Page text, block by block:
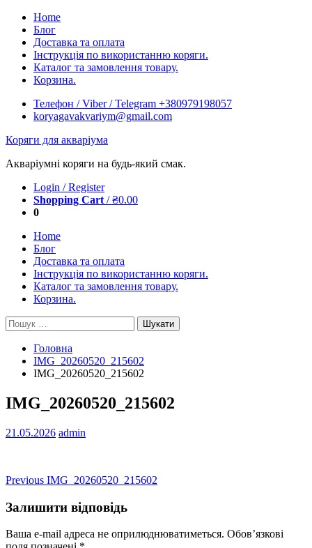
Skip
content
Home
Блог
Доставка та оплата
Інструкція по використанню коряги.
Каталог та замовлення товару.
Корзина.
Телефон / Viber / Telegram +380979198057
koryagavakvariym@gmail.com
Коряги для акваріума
Акваріумні коряги на будь-який смак.
Login / Register
Shopping Cart /₴0.00
0
Home
Блог
Доставка та оплата
Інструкція по використанню коряги.
Каталог та замовлення товару.
Корзина.
Пошук:
Головна
IMG_20260520_215602
IMG_20260520_215602
IMG_20260520_215602
21.05.2026 admin
Навігація
записів
Previous Previous
IMG_20260520_215602
Залишити відповідь
Ваша e-mail адреса не оприлюднюватиметься. Обов’язкові